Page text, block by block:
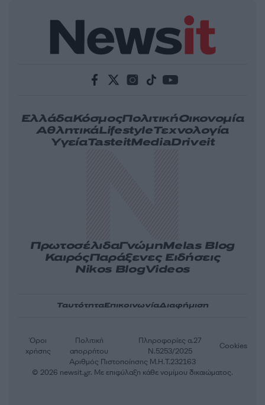
ΕλλάδαΚόσμοςΠολιτικήΟικονομία
ΑθλητικάLifestyleΤεχνολογία
ΥγείαTasteitMediaDriveit
ΠρωτοσέλιδαΓνώμηMelas Blog
ΚαιρόςΠαράξενες Ειδήσεις
Nikos BlogVideos
ΤαυτότηταΕπικοινωνίαΔιαφήμιση
Αριθμός Πιστοποίησης Μ.Η.Τ.232163
Όροι
χρήσης
Πολιτική
απορρήτου
Πληροφορίες α.27
Ν.5253/2025
Cookies
© 2026 newsit.gr. Με επιφύλαξη κάθε νομίμου δικαιώματος.